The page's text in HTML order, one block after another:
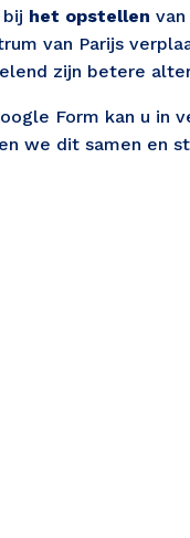
het opstellen
van Parijs
zijn betere
Form kan u in
we dit samen en